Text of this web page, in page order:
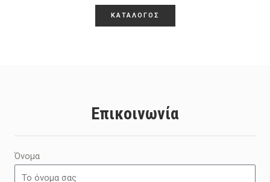
ΚΑΤΑΛΟΓΟΣ
Επικοινωνία
Όνομα